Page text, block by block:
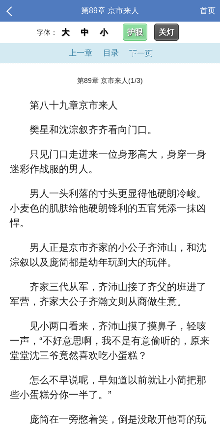
第89章 京市来人 首页
字体： 大 中 小 护眼 关灯
上一章 目录 下一页
第89章 京市来人(1/3)
第八十九章京市来人
樊星和沈淙叙齐齐看向门口。
只见门口走进来一位身形高大，身穿一身
迷彩作战服的男人。
男人一头利落的寸头更显得他硬朗冷峻。
小麦色的肌肤给他硬朗锋利的五官凭添一抹凶
悍。
男人正是京市齐家的小公子齐沛山，和沈
淙叙以及庞简都是幼年玩到大的玩伴。
齐家三代从军，齐沛山接了齐父的班进了
军营，齐家大公子齐瀚文则从商做生意。
见小两口看来，齐沛山摸了摸鼻子，轻咳
一声，“不好意思啊，我不是有意偷听的，原来
堂堂沈三爷竟然喜欢吃小蛋糕？
怎么不早说呢，早知道以前就让小简把那
些小蛋糕分你一半了。”
庞简在一旁憋着笑，倒是没敢开他哥的玩